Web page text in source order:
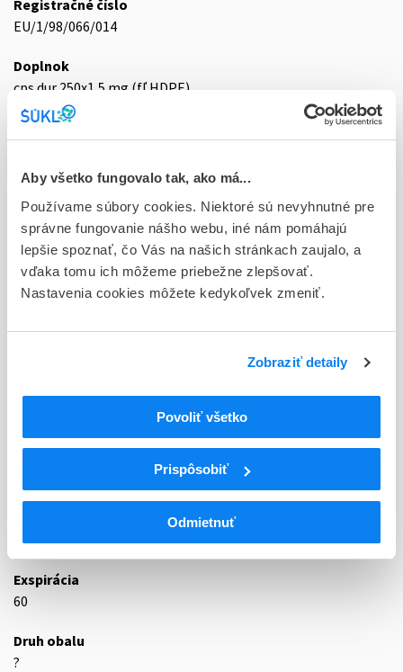
Aby všetko fungovalo tak, ako má...
Používame súbory cookies. Niektoré sú nevyhnutné pre
správne fungovanie nášho webu, iné nám pomáhajú
lepšie spoznať, čo Vás na našich stránkach zaujalo, a
vďaka tomu ich môžeme priebežne zlepšovať.
Nastavenia cookies môžete kedykoľvek zmeniť.
Zobraziť detaily
Povoliť všetko
Prispôsobiť
Odmietnuť
Registračné číslo
EU/1/98/066/014
Doplnok
cps dur 250x1,5 mg (fľ.HDPE)
Stav
Typ registračnej procedúry
Európska
Držiteľ, krajina
Novartis Europharm Limited, Írsko
06 - PSYCHOSTIMULANTIA (NOOTROPNE LIEČ.,
ATC
Centrálna nervová sústava
N06
Psychoanaleptiká
Anticholínesterázy
N06DA03
Rivastigmín
Podrobnosti o lieku
Exspirácia
60
Druh obalu
?